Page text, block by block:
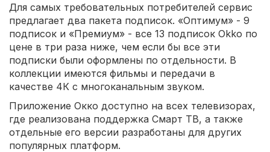
Для самых требовательных потребителей сервис
предлагает два пакета подписок. «Оптимум» - 9
подписок и «Премиум» - все 13 подписок Okko по
цене в три раза ниже, чем если бы все эти
подписки были оформлены по отдельности. В
коллекции имеются фильмы и передачи в
качестве 4К с многоканальным звуком.
Приложение Окко доступно на всех телевизорах,
где реализована поддержка Смарт ТВ, а также
отдельные его версии разработаны для других
популярных платформ.